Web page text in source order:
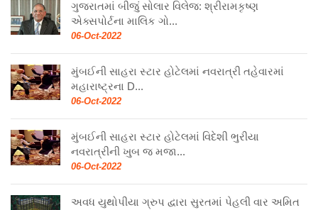
ગુજરાતમાં બીજું સોલાર વિલેજ: શ્રીરામકૃષ્ણ
એક્સપોર્ટના માલિક ગો...
06-Oct-2022
મુંબઈની સાહરા સ્ટાર હોટેલમાં નવરાત્રી તહેવારમાં
મહારાષ્ટ્રના D...
06-Oct-2022
મુંબઈની સાહરા સ્ટાર હોટેલમાં વિદેશી ભુરીયા
નવરાત્રીની ખુબ જ મજા...
06-Oct-2022
અવધ યુથોપીયા ગ્રુપ દ્વારા સુરતમાં પેહલી વાર અમિત